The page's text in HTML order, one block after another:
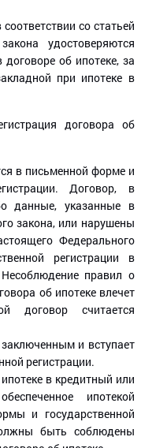
со статьей
удостоверяются
об ипотеке, за
при ипотеке в
договора об
в письменной форме и
Договор, в
данные, указанные в
закона, или нарушены
Федерального
регистрации в
правил о
об ипотеке влечет
договор считается
и вступает
регистрации.
в кредитный или
ипотекой
и государственной
быть соблюдены